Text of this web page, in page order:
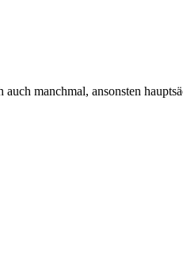
auch manchmal, ansonsten